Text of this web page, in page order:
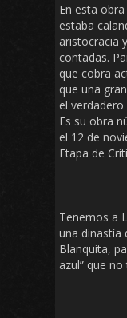
En esta
estaba
aristocracia
contadas.
que cobra
que una
el
Es su obra
el 12 de
Etapa de
Tenemos a
una dinastía
Blanquita,
azul” que